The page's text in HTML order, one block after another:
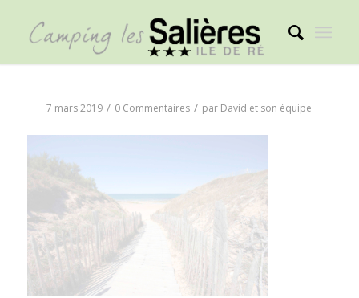
7 mars 2019 / 0 Commentaires / par David et son équipe